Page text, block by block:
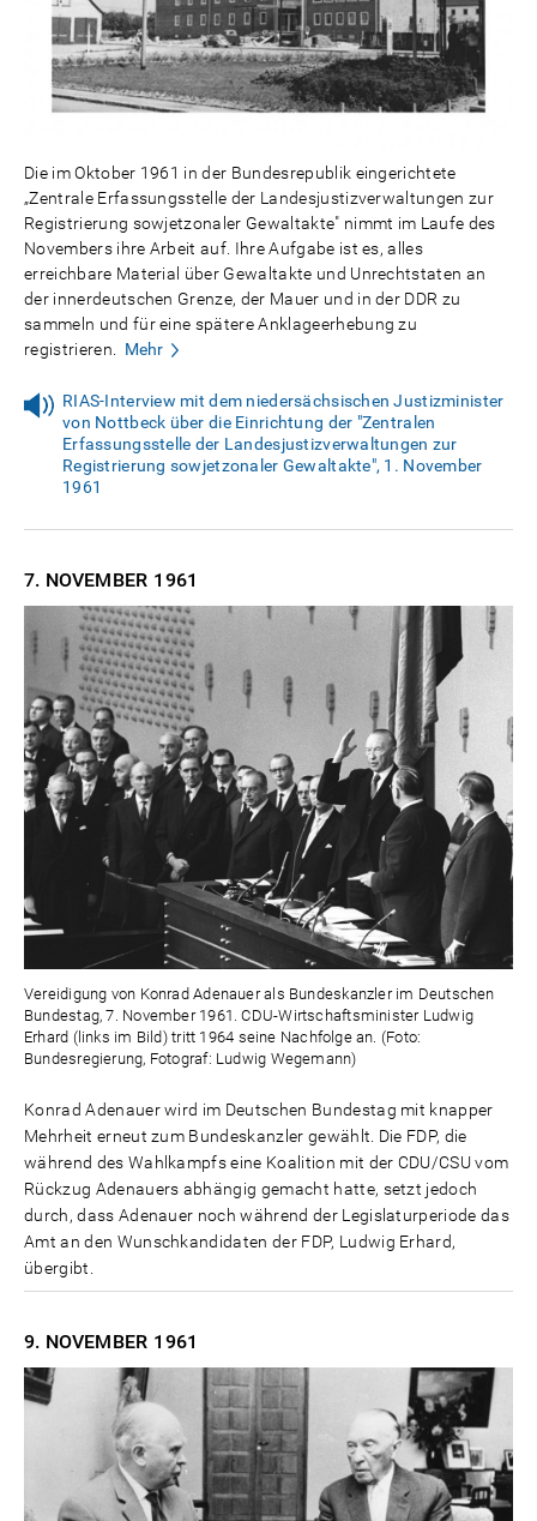
Die im Oktober 1961 in der Bundesrepublik eingerichtete
„Zentrale Erfassungsstelle der Landesjustizverwaltungen zur
Registrierung sowjetzonaler Gewaltakte" nimmt im Laufe des
Novembers ihre Arbeit auf. Ihre Aufgabe ist es, alles
erreichbare Material über Gewaltakte und Unrechtstaten an
der innerdeutschen Grenze, der Mauer und in der DDR zu
sammeln und für eine spätere Anklageerhebung zu
registrieren.
Mehr
RIAS-Interview mit dem niedersächsischen Justizminister
von Nottbeck über die Einrichtung der "Zentralen
Erfassungsstelle der Landesjustizverwaltungen zur
Registrierung sowjetzonaler Gewaltakte", 1. November
1961
7. NOVEMBER 1961
Vereidigung von Konrad Adenauer als Bundeskanzler im Deutschen
Bundestag, 7. November 1961. CDU-Wirtschaftsminister Ludwig
Erhard (links im Bild) tritt 1964 seine Nachfolge an. (Foto:
Bundesregierung, Fotograf: Ludwig Wegemann)
Konrad Adenauer wird im Deutschen Bundestag mit knapper
Mehrheit erneut zum Bundeskanzler gewählt. Die FDP, die
während des Wahlkampfs eine Koalition mit der CDU/CSU vom
Rückzug Adenauers abhängig gemacht hatte, setzt jedoch
durch, dass Adenauer noch während der Legislaturperiode das
Amt an den Wunschkandidaten der FDP, Ludwig Erhard,
übergibt.
9. NOVEMBER 1961